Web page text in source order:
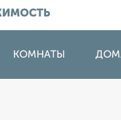
КОМНАТЫ